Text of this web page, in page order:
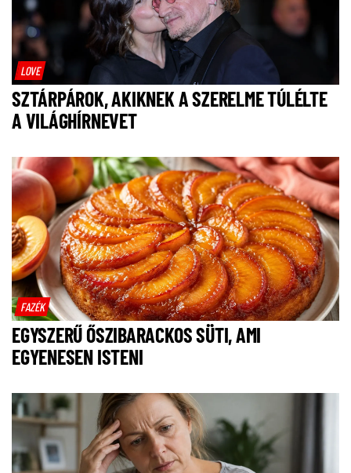
LOVE
SZTÁRPÁROK, AKIKNEK A SZERELME TÚLÉLTE
A VILÁGHÍRNEVET
FAZÉK
EGYSZERŰ ŐSZIBARACKOS SÜTI, AMI
EGYENESEN ISTENI